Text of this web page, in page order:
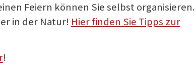
Feiern können Sie selbst organisieren.
in der Natur! Hier finden Sie Tipps zur
!